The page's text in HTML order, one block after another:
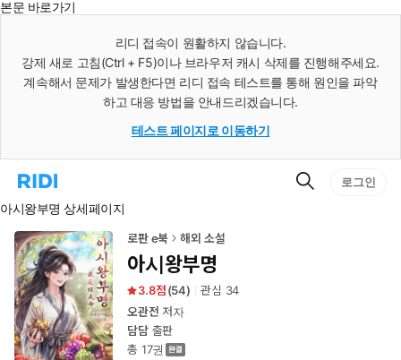
본문 바로가기
리디 접속이 원활하지 않습니다.
강제 새로 고침(Ctrl + F5)이나 브라우저 캐시 삭제를 진행해주세요.
계속해서 문제가 발생한다면 리디 접속 테스트를 통해 원인을 파악
하고 대응 방법을 안내드리겠습니다.
테스트 페이지로 이동하기
리
홈
로
이
동
검
로그인
아시왕부명 상세페이지
로판 e북 해외 소설
아시왕부명
3.8 (54) 관심 34
오관전 저자
담담출판
총 17권